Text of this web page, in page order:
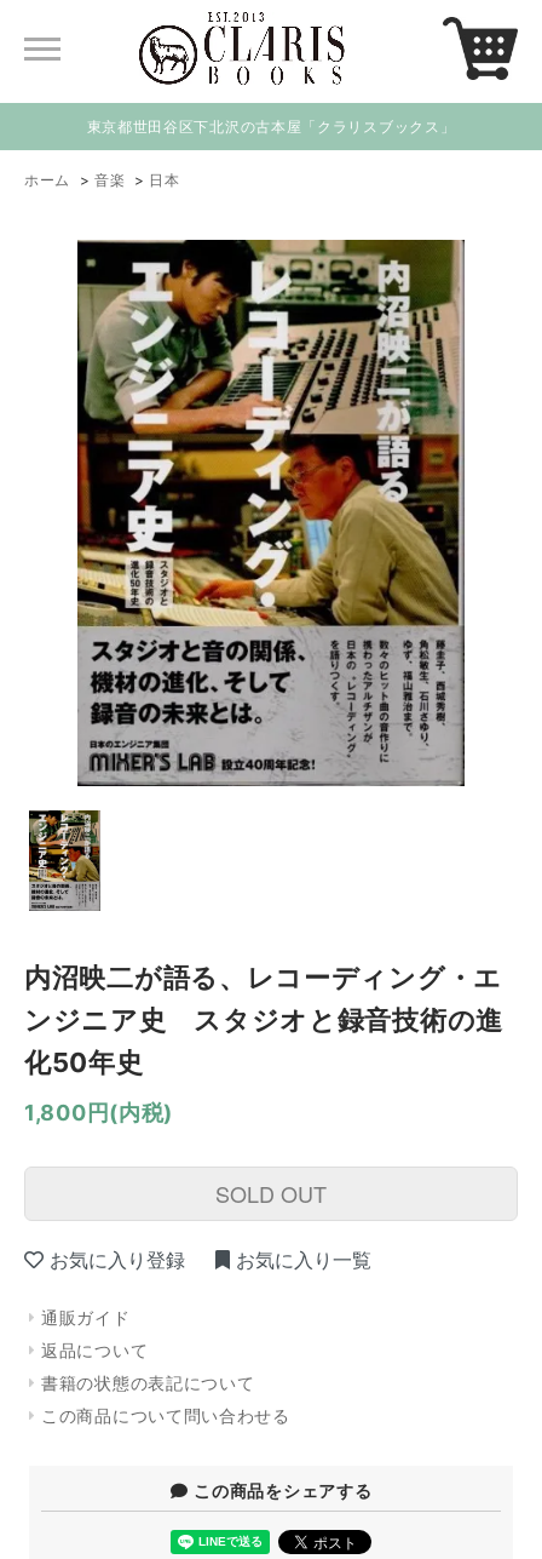
東京都世田谷区下北沢の古本屋「クラリスブックス」
ホーム > 音楽 > 日本
内沼映二が語る、レコーディング・エ
ンジニア史 スタジオと録音技術の進
化50年史
1,800円(内税)
SOLD OUT
お気に入り登録 お気に入り一覧
通販ガイド
返品について
書籍の状態の表記について
この商品について問い合わせる
この商品をシェアする